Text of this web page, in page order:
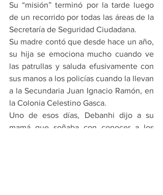
Su “misión” terminó por la tarde luego
de un recorrido por todas las áreas de la
Secretaría de Seguridad Ciudadana.
Su madre contó que desde hace un año,
su hija se emociona mucho cuando ve
las patrullas y saluda efusivamente con
sus manos a los policías cuando la llevan
a la Secundaria Juan Ignacio Ramón, en
la Colonia Celestino Gasca.
Uno de esos días, Debanhi dijo a su
mamá que soñaba con conocer a los